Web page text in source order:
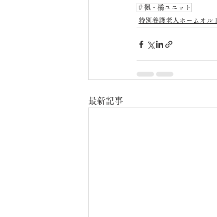
＃楓・橘ユニット
特別養護老人ホームオル
最新記事